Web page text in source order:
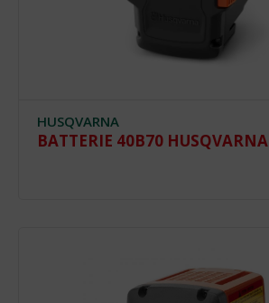
HUSQVARNA
BATTERIE 40B70 HUSQVARNA